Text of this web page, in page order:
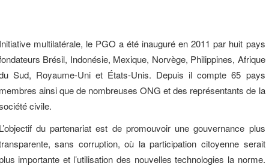
Initiative multilatérale, le PGO a été inauguré en 2011 par huit pays
Brésil, Indonésie, Mexique, Norvège, Philippines, Afrique
Sud, Royaume-Uni et États-Unis. Depuis il compte 65 pays
membres ainsi que de nombreuses ONG et des représentants de la
civile.
L’objectif du partenariat est de promouvoir une gouvernance plus
sans corruption, où la participation citoyenne serait
importante et l’utilisation des nouvelles technologies la norme.